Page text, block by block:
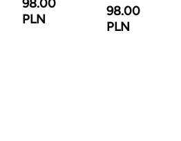
98.00
PLN
98.00
PLN